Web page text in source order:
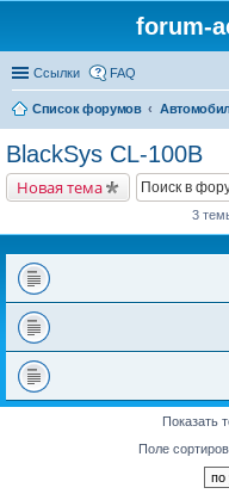
forum-
Ссылки FAQ
Список форумов
BlackSys CL-100B
Новая тема
3
Показать
Поле